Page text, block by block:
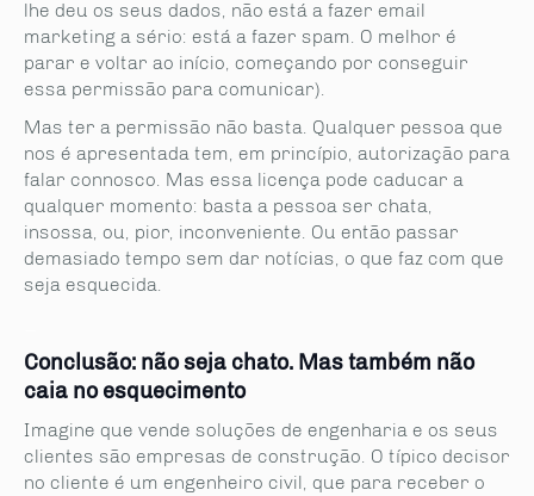
lhe deu os seus dados, não está a fazer email
marketing a sério: está a fazer spam. O melhor é
parar e voltar ao início, começando por conseguir
essa permissão para comunicar).
Mas ter a permissão não basta. Qualquer pessoa que
nos é apresentada tem, em princípio, autorização para
falar connosco. Mas essa licença pode caducar a
qualquer momento: basta a pessoa ser chata,
insossa, ou, pior, inconveniente. Ou então passar
demasiado tempo sem dar notícias, o que faz com que
seja esquecida.
Conclusão: não seja chato. Mas também não
caia no esquecimento
Imagine que vende soluções de engenharia e os seus
clientes são empresas de construção. O típico decisor
no cliente é um engenheiro civil, que para receber o